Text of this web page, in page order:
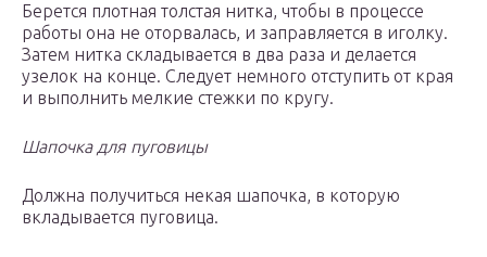
Берется плотная толстая нитка, чтобы в процессе
работы она не оторвалась, и заправляется в иголку.
Затем нитка складывается в два раза и делается
узелок на конце. Следует немного отступить от края
и выполнить мелкие стежки по кругу.
Шапочка для пуговицы
Должна получиться некая шапочка, в которую
вкладывается пуговица.